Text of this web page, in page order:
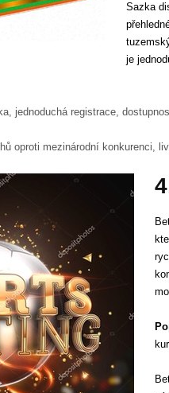
Sazka
je
jednoduchá registrace,
oproti mezinárodní konkurenci,